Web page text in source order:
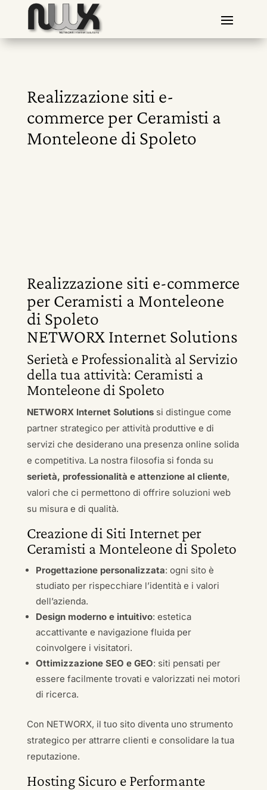
Realizzazione siti e-
commerce per Ceramisti a
Monteleone di Spoleto
Realizzazione siti e-commerce
per Ceramisti a Monteleone
di Spoleto
NETWORX Internet Solutions
Serietà e Professionalità al Servizio
della tua attività: Ceramisti a
Monteleone di Spoleto
NETWORX Internet Solutionssi distingue come
partner strategico per attività produttive e di
servizi che desiderano una presenza online solida
e competitiva. La nostra filosofia si fonda su
serietà, professionalità e attenzione al cliente,
valori che ci permettono di offrire soluzioni web
su misura e di qualità.
Creazione di Siti Internet per
Ceramisti a Monteleone di Spoleto
Progettazione personalizzata: ogni sito è
studiato per rispecchiare l’identità e i valori
dell’azienda.
Design moderno e intuitivo: estetica
accattivante e navigazione fluida per
coinvolgere i visitatori.
Ottimizzazione SEO e GEO: siti pensati per
essere facilmente trovati e valorizzati nei motori
di ricerca.
Con NETWORX, il tuo sito diventa uno strumento
strategico per attrarre clienti e consolidare la tua
reputazione.
Hosting Sicuro e Performante